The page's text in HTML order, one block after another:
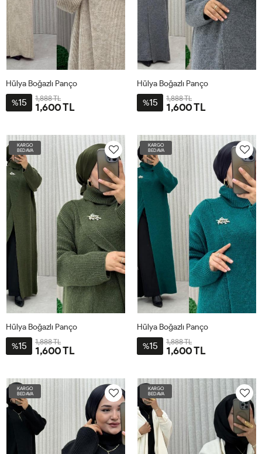
BDN-
Hülya Boğazlı Panço
%15 1,888 TL
1,600 TL
BDN-
Hülya Boğazlı Panço
%15 1,888 TL
1,600 TL
KARGO
BEDAVA
BDN-
Hülya Boğazlı Panço
%15 1,888 TL
1,600 TL
KARGO
BEDAVA
BDN-
Hülya Boğazlı Panço
%15 1,888 TL
1,600 TL
KARGO
BEDAVA
KARGO
BEDAVA